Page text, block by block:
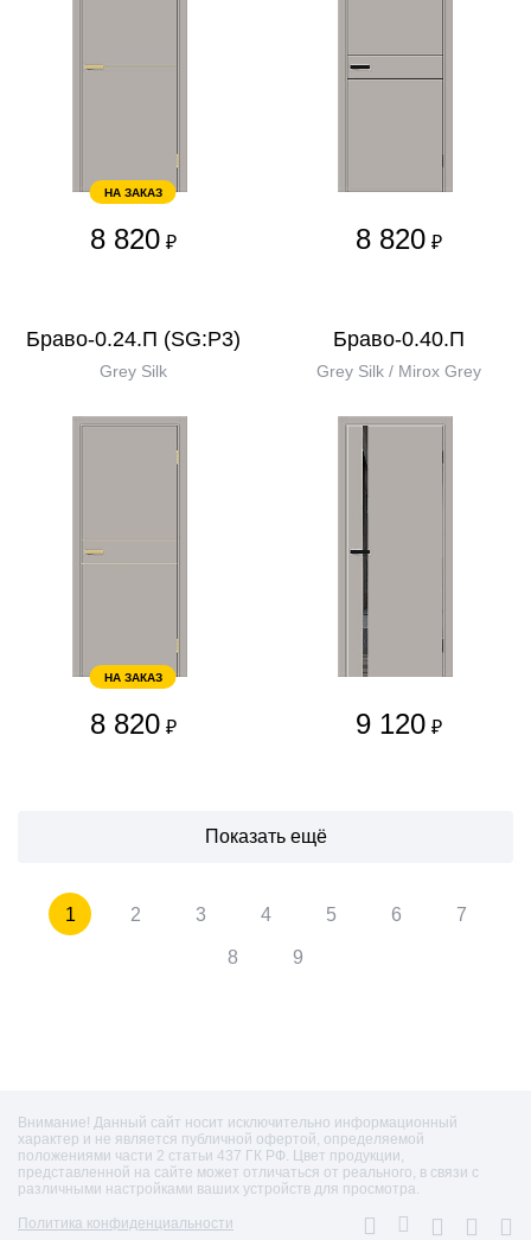
НА ЗАКАЗ
8 820 ₽ 8 820 ₽
Браво-0.24.П (SG:P3)
Grey Silk
НА ЗАКАЗ
8 820 ₽
Браво-0.40.П
Grey Silk / Mirox Grey
9 120 ₽
Показать ещё
1 2 3 4 5 6 7
8 9
Внимание! Данный сайт носит исключительно информационный
характер и не является публичной офертой, определяемой
положениями части 2 статьи 437 ГК РФ. Цвет продукции,
представленной на сайте может отличаться от реального, в связи с
различными настройками ваших устройств для просмотра.
Политика конфиденциальности